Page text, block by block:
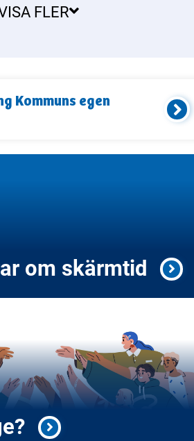
FLER
Kommuns egen
om skärmtid